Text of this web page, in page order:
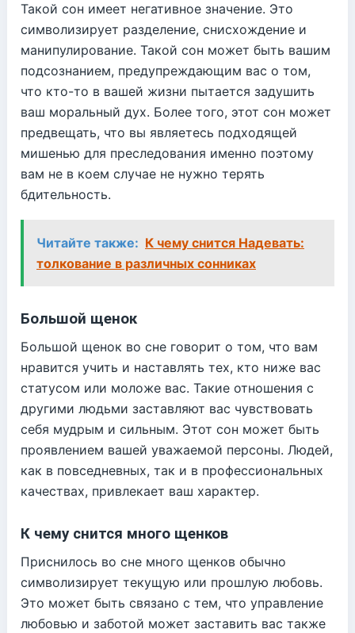
Такой сон имеет негативное значение. Это
символизирует разделение, снисхождение и
манипулирование. Такой сон может быть вашим
подсознанием, предупреждающим вас о том,
что кто-то в вашей жизни пытается задушить
ваш моральный дух. Более того, этот сон может
предвещать, что вы являетесь подходящей
мишенью для преследования именно поэтому
вам не в коем случае не нужно терять
бдительность.
Читайте также: К чему снится Надевать:
толкование в различных сонниках
Большой щенок
Большой щенок во сне говорит о том, что вам
нравится учить и наставлять тех, кто ниже вас
статусом или моложе вас. Такие отношения с
другими людьми заставляют вас чувствовать
себя мудрым и сильным. Этот сон может быть
проявлением вашей уважаемой персоны. Людей,
как в повседневных, так и в профессиональных
качествах, привлекает ваш характер.
К чему снится много щенков
Приснилось во сне много щенков обычно
символизирует текущую или прошлую любовь.
Это может быть связано с тем, что управление
любовью и заботой может заставить вас также